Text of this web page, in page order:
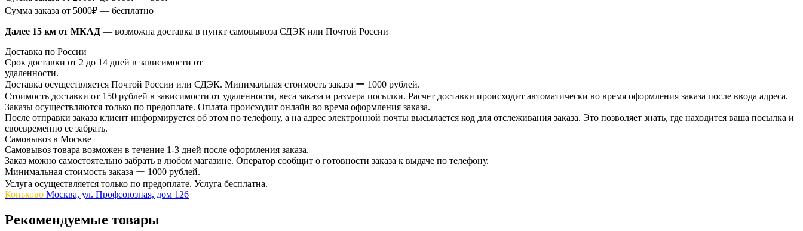
Сумма заказа от 5000₽ — бесплатно
Далее 15 км от МКАД — возможна доставка в пункт самовывоза СДЭК или Почтой России
Доставка по России
Срок доставки от 2 до 14 дней в зависимости от
удаленности.
Доставка осуществляется Почтой России или СДЭК. Минимальная стоимость заказа ー 1000 рублей.
Стоимость доставки от 150 рублей в зависимости от удаленности, веса заказа и размера посылки. Расчет доставки происходит автоматически во время оформления заказа после ввода адреса.
Заказы осуществляются только по предоплате. Оплата происходит онлайн во время оформления заказа.
После отправки заказа клиент информируется об этом по телефону, а на адрес электронной почты высылается код для отслеживания заказа. Это позволяет знать, где находится ваша посылка и
своевременно ее забрать.
Самовывоз в Москве
Самовывоз товара возможен в течение 1-3 дней после оформления заказа.
Заказ можно самостоятельно забрать в любом магазине. Оператор сообщит о готовности заказа к выдаче по телефону.
Минимальная стоимость заказа ー 1000 рублей.
Услуга осуществляется только по предоплате. Услуга бесплатна.
Коньково Москва, ул. Профсоюзная, дом 126
Рекомендуемые товары